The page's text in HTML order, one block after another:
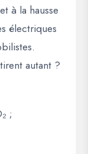
à la hausse
électriques
autant ?
;